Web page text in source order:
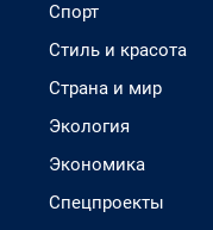
Спорт
Стиль и красота
Страна и мир
Экология
Экономика
Спецпроекты